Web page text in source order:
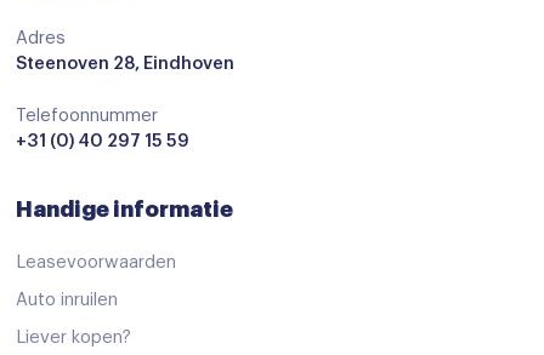
Regensensor
Stoelverwarming
Stuurbekrachtiging
Adres
Steenoven 28, Eindhoven
Telefoonnummer
+31 (0) 40 297 15 59
Handige informatie
Leasevoorwaarden
Auto inruilen
Liever kopen?